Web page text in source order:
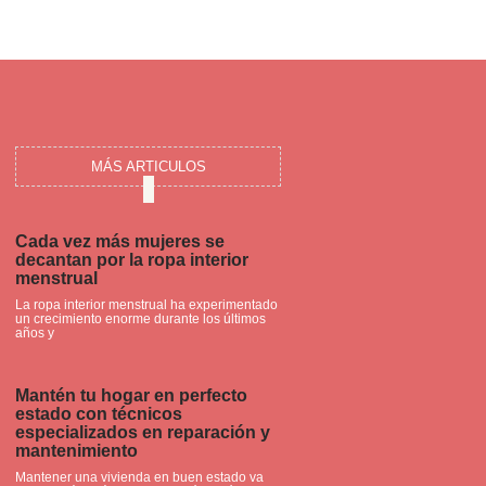
MÁS ARTICULOS
Cada vez más mujeres se
decantan por la ropa interior
menstrual
La ropa interior menstrual ha experimentado
un crecimiento enorme durante los últimos
años y
Mantén tu hogar en perfecto
estado con técnicos
especializados en reparación y
mantenimiento
Mantener una vivienda en buen estado va